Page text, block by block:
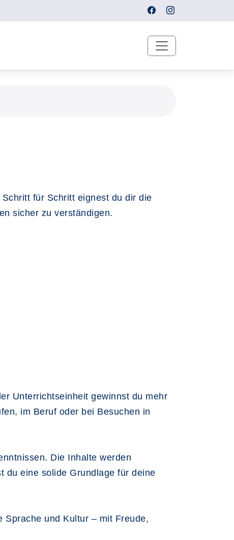
für Schritt eignest du dir die
sicher zu verständigen.
Unterrichtseinheit gewinnst du mehr
im Beruf oder bei Besuchen in
Die Inhalte werden
du eine solide Grundlage für deine
Sprache und Kultur – mit Freude,